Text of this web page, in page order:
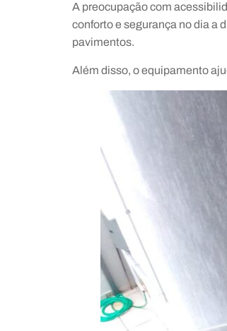
A preocupação com
conforto e segurança no dia a
pavimentos.
Além disso, o equipamento